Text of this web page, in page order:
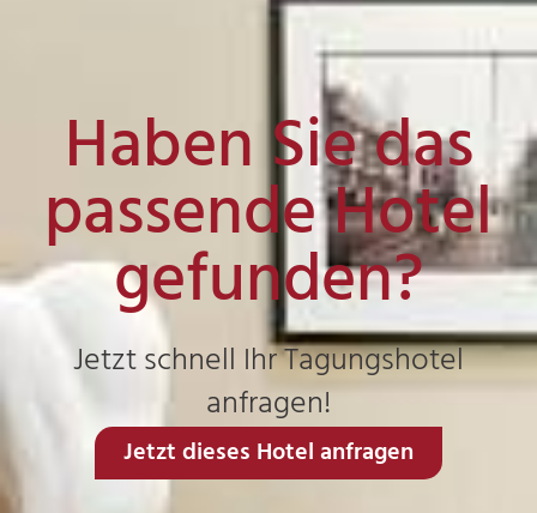
Haben Sie das
passende Hotel
gefunden?
Jetzt schnell Ihr Tagungshotel
anfragen!
Jetzt dieses Hotel anfragen